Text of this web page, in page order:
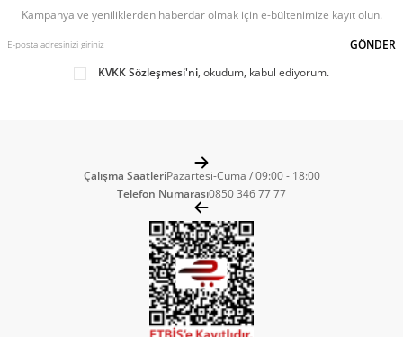
Kampanya ve yeniliklerden haberdar olmak için e-bültenimize kayıt olun.
GÖNDER
KVKK Sözleşmesi'ni, okudum, kabul ediyorum.
Çalışma SaatleriPazartesi-Cuma / 09:00 - 18:00
Telefon Numarası0850 346 77 77